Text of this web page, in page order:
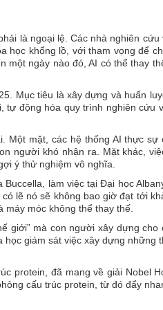
là ngoại lệ. Các nhà nghiên cứu
học khổng lồ, với tham vọng để
một ngày nào đó, AI có thể thay
Mục tiêu là xây dựng và huấn
tự động hóa quy trình nghiên cứu
Một mặt, các hệ thống AI thực sự
người khó nhận ra. Mặt khác,
ý thử nghiệm vô nghĩa.
làm việc tại Đại học
lẽ nó sẽ không bao giờ đạt tới
máy móc không thể thay thế.
giới” mà con người xây dựng cho
giám sát việc xây dựng những
protein, đã mang về giải Nobel
cấu trúc protein, từ đó đẩy